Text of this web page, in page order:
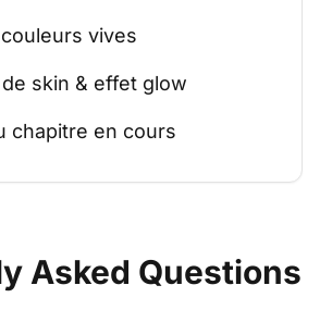
vives
skin & effet glow
chapitre en cours
Asked Questions